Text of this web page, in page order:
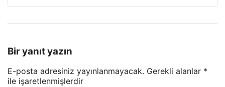
Bir yanıt yazın
E-posta adresiniz yayınlanmayacak. Gerekli alanlar *
ile işaretlenmişlerdir